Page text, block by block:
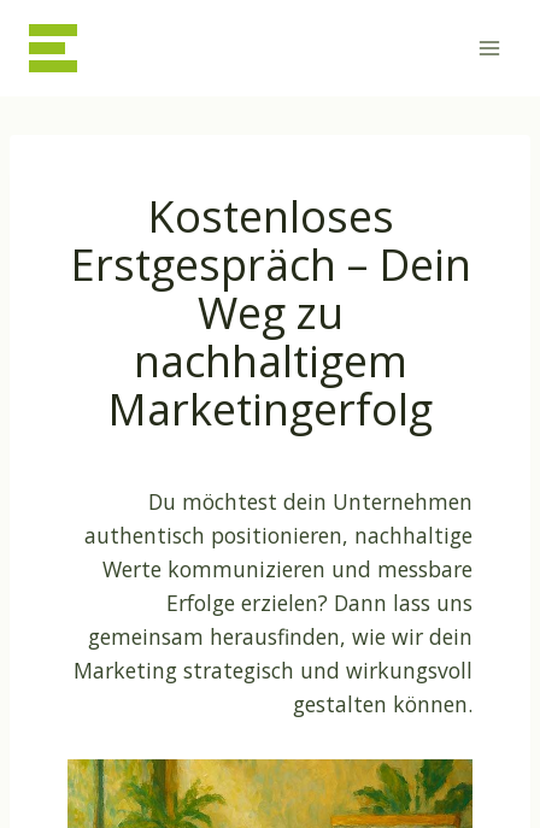
Inhalt
springen
Kostenloses
Erstgespräch – Dein
Weg zu
nachhaltigem
Marketingerfolg
Du möchtest dein Unternehmen
authentisch positionieren, nachhaltige
Werte kommunizieren und messbare
Erfolge erzielen? Dann lass uns
gemeinsam herausfinden, wie wir dein
Marketing strategisch und wirkungsvoll
gestalten können.